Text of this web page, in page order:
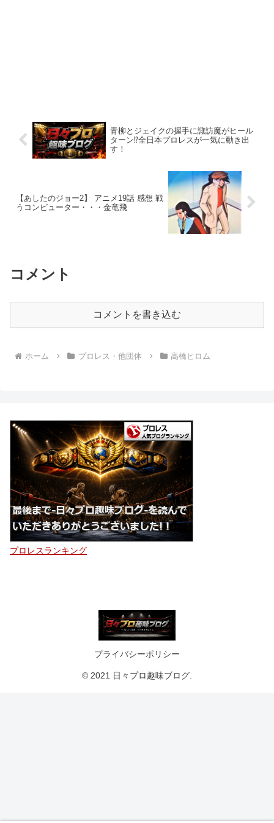
青柳とジェイクの握手に諏訪魔がヒール
ターン⁉︎全日本プロレスが一気に動き出
す！
【あしたのジョー2】 アニメ19話 感想 戦
うコンピューター・・・金竜飛
コメント
コメントを書き込む
ホーム プロレス・他団体 高橋ヒロム
プロレスランキング
プライバシーポリシー
© 2021 日々プロ趣味ブログ.